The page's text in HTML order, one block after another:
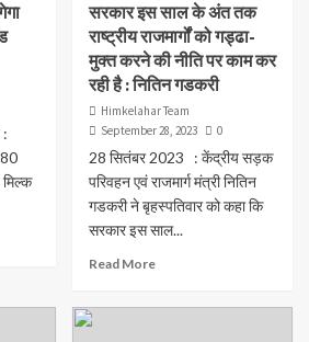
:
सरकार इस साल के अंत तक
राष्ट्रीय राजमार्गों को गड्ढा-
मुक्त करने की नीति पर काम कर
रही है : नितिन गडकरी
Himkelahar Team
September 28, 2023
0
28 सितंबर 2023 : केंद्रीय सड़क
परिवहन एवं राजमार्ग मंत्री नितिन
गडकरी ने बृहस्पतिवार को कहा कि
सरकार इस साल...
Read More